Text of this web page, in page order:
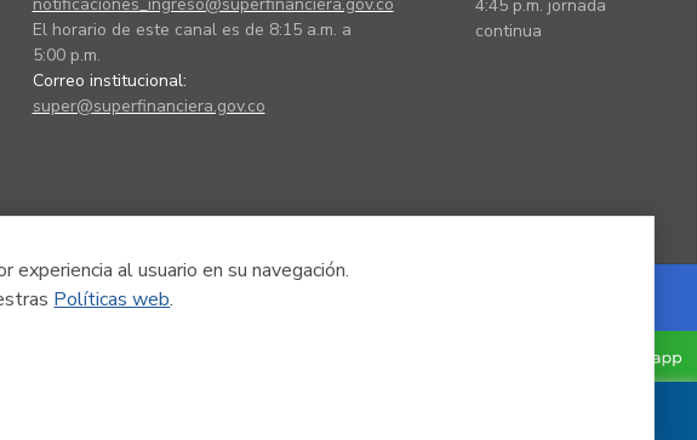
al usuario en su navegación.
Políticas web.
notificaciones_ingreso@superfinanciera.gov.co
El horario de este canal es de 8:15 a.m. a
5:00 p.m.
Correo institucional:
super@superfinanciera.gov.co
4:45 p.m. jornada
continua
Powered by Nexura